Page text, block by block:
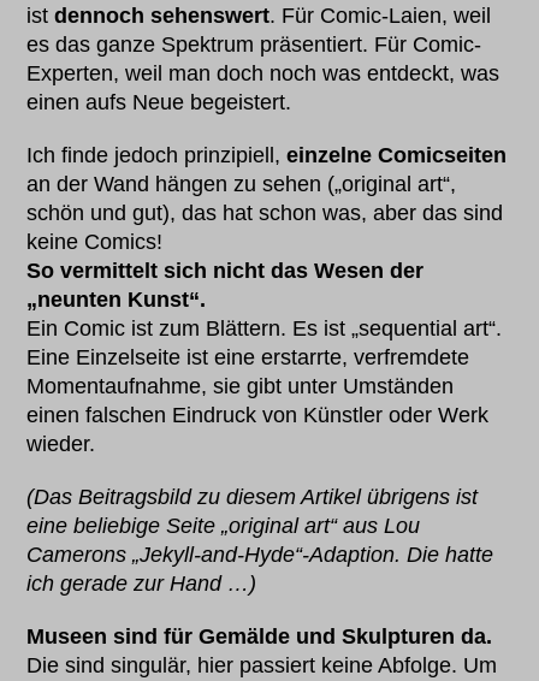
istdennoch sehenswert. Für Comic-Laien, weil
es das ganze Spektrum präsentiert. Für Comic-
Experten, weil man doch noch was entdeckt, was
einen aufs Neue begeistert.
Ich finde jedoch prinzipiell,einzelne Comicseiten
an der Wand hängen zu sehen („original art“,
schön und gut), das hat schon was, aber das sind
keine Comics!
So vermittelt sich nicht das Wesen der
„neunten Kunst“.
Ein Comic ist zum Blättern. Es ist „sequential art“.
Eine Einzelseite ist eine erstarrte, verfremdete
Momentaufnahme, sie gibt unter Umständen
einen falschen Eindruck von Künstler oder Werk
wieder.
(Das Beitragsbild zu diesem Artikel übrigens ist
eine beliebige Seite „original art“ aus Lou
Camerons „Jekyll-and-Hyde“-Adaption. Die hatte
ich gerade zur Hand …)
Museen sind für Gemälde und Skulpturen da.
Die sind singulär, hier passiert keine Abfolge. Um